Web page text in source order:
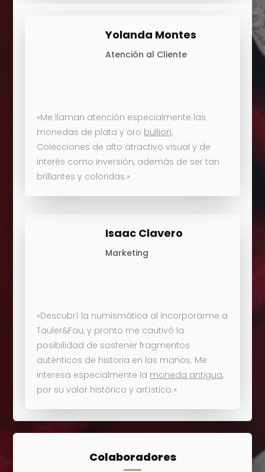
Yolanda Montes
Atención al Cliente
«Me llaman atención especialmente las
monedas de plata y oro bullion.
Colecciones de alto atractivo visual y de
interés como inversión, además de ser tan
brillantes y coloridas.»
Isaac Clavero
Marketing
«Descubrí la numismática al incorporarme a
Tauler&Fau, y pronto me cautivó la
posibilidad de sostener fragmentos
auténticos de historia en las manos. Me
interesa especialmente la moneda antigua,
por su valor histórico y artístico.»
Colaboradores